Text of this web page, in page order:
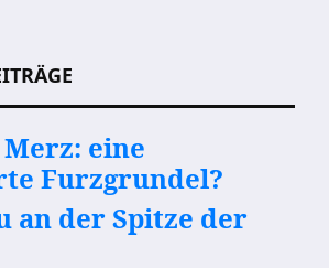
eine
Furzgrundel?
an der Spitze der